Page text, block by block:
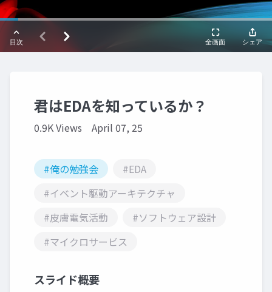
君はEDAを知っているか？
0.9K Views April 07, 25
#俺の勉強会
#EDA
#イベント駆動アーキテクチャ
#皮膚電気活動
#ソフトウェア設計
#マイクロサービス
スライド概要